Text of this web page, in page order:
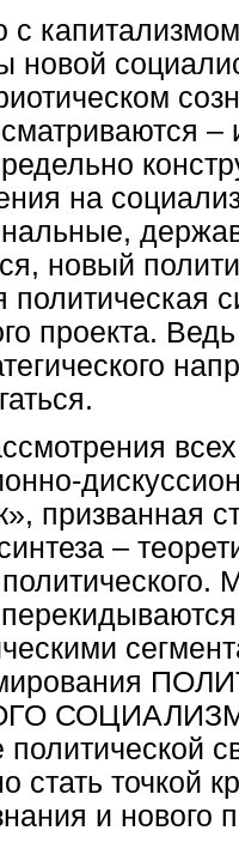
с
новой
–
на
новый
политическая
проекта.
призванная
–
политической
стать точкой
и нового